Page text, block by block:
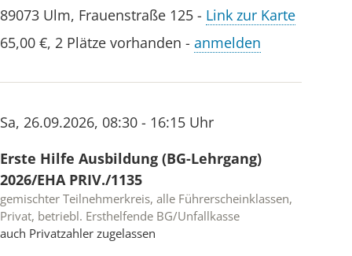
89073 Ulm, Frauenstraße 125 - Link zur Karte
65,00 €, 2 Plätze vorhanden - anmelden
Sa, 26.09.2026, 08:30 - 16:15 Uhr
Erste Hilfe Ausbildung (BG-Lehrgang)
2026/EHA PRIV./1135
gemischter Teilnehmerkreis, alle Führerscheinklassen,
Privat, betriebl. Ersthelfende BG/Unfallkasse
auch Privatzahler zugelassen